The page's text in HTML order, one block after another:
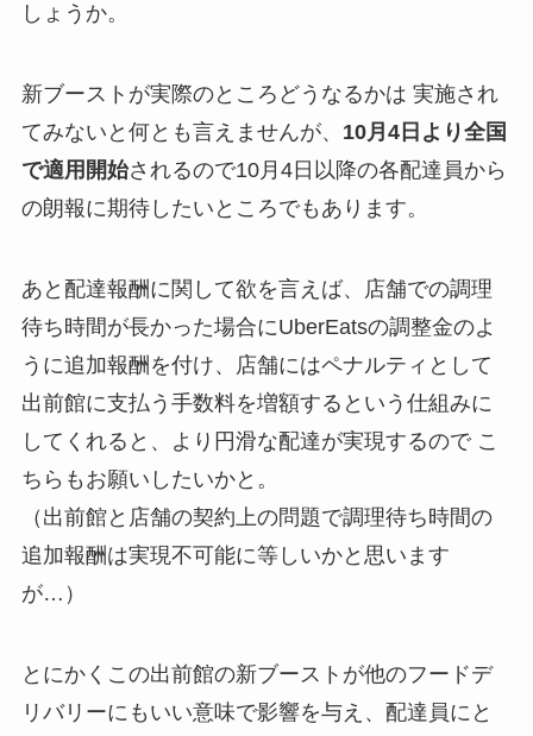
しょうか。
新ブーストが実際のところどうなるかは 実施され
てみないと何とも言えませんが、 10月4日より全国
で適用開始されるので10月4日以降の各配達員から
の朗報に期待したいところでもあります。
あと配達報酬に関して欲を言えば、店舗での調理
待ち時間が長かった場合にUberEatsの調整金のよ
うに追加報酬を付け、店舗にはペナルティとして
出前館に支払う手数料を増額するという仕組みに
してくれると、より円滑な配達が実現するので こ
ちらもお願いしたいかと。
（出前館と店舗の契約上の問題で調理待ち時間の
追加報酬は実現不可能に等しいかと思います
が…）
とにかくこの出前館の新ブーストが他のフードデ
リバリーにもいい意味で影響を与え、配達員にと